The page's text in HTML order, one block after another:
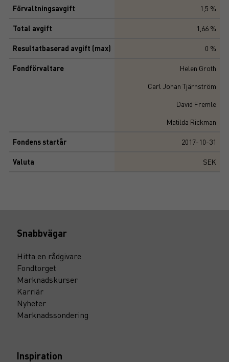
Förvaltningsavgift 1,5 %
Total avgift 1,66 %
Resultatbaserad avgift (max) 0 %
Fondförvaltare
Helen Groth
Carl Johan Tjärnström
David Fremle
Matilda Rickman
Fondens startår 2017-10-31
Valuta SEK
Snabbvägar
Hitta en rådgivare
Fondtorget
Marknadskurser
Karriär
Nyheter
Marknadssondering
Inspiration